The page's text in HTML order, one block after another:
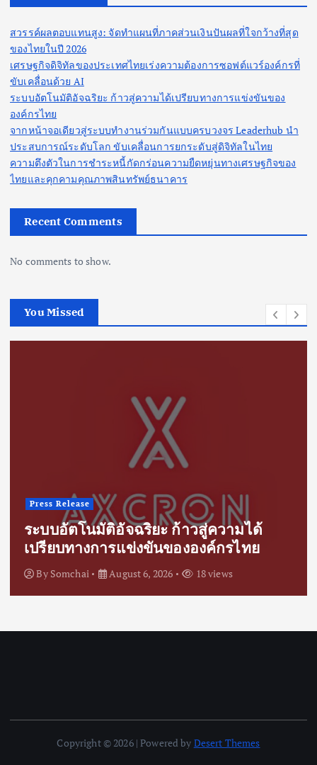
สวรรค์ผลตอบแทนสูง: จัดทำแผนที่ภาคส่วนเงินปันผลที่ใจกว้างที่สุด
ของไทยในปี 2026
เศรษฐกิจดิจิทัลของประเทศไทยเร่งความต้องการซอฟต์แวร์องค์กรที่
ขับเคลื่อนด้วย AI
ระบบอัตโนมัติอัจฉริยะ ก้าวสู่ความได้เปรียบทางการแข่งขันของ
องค์กรไทย
จากหน้าจอเดียวสู่ระบบทำงานร่วมกันแบบครบวงจร Leaderhub นำ
ประสบการณ์ระดับโลก ขับเคลื่อนการยกระดับสู่ดิจิทัลในไทย
ความตึงตัวในการชำระหนี้กัดกร่อนความยืดหยุ่นทางเศรษฐกิจของ
ไทยและคุกคามคุณภาพสินทรัพย์ธนาคาร
Recent Comments
No comments to show.
You Missed
Press Release
ระบบอัตโนมัติอัจฉริยะ ก้าวสู่ความได้
เปรียบทางการแข่งขันขององค์กรไทย
By Somchai August 6, 2026 18 views
Copyright © 2026 | Powered by Desert Themes